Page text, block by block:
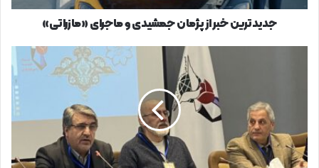
جدیدترین خبر از پژمان جمشیدی و ماجرای «مازراتی»
ملی
فیلم